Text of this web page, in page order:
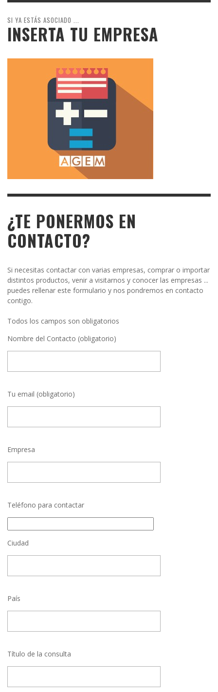
SI YA ESTÁS ASOCIADO ...
INSERTA TU EMPRESA
¿TE PONERMOS EN
CONTACTO?
Si necesitas contactar con varias empresas, comprar o importar
distintos productos, venir a visitarnos y conocer las empresas ...
puedes rellenar este formulario y nos pondremos en contacto
contigo.
Todos los campos son obligatorios
Nombre del Contacto (obligatorio)
Tu email (obligatorio)
Empresa
Teléfono para contactar
Ciudad
País
Título de la consulta